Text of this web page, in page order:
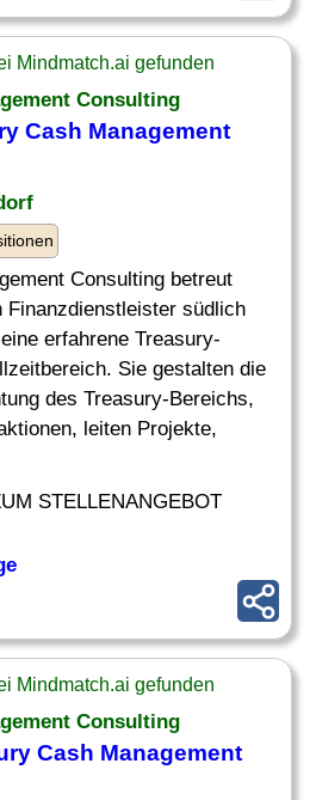
Mindmatch.ai gefunden
Consulting
Cash Management
Consulting betreut
Finanzdienstleister südlich
erfahrene Treasury-
Sie gestalten die
des Treasury-Bereichs,
leiten Projekte,
STELLENANGEBOT
Mindmatch.ai gefunden
Consulting
Cash Management